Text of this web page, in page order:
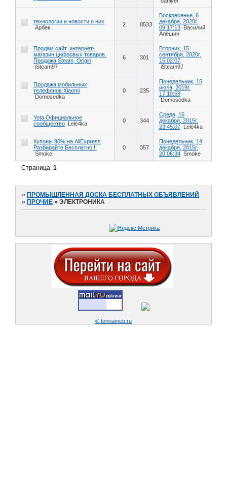
технологии и новости о них
Арбек
2 8533
Воскресенье, 6
декабря, 2020г.
09:17:13 Василий
Алёшин
Продам сайт, интернет-
магазин цифровых товаров.
Продажа Steam, Origin
iSteam97
6 301
Вторник, 15
сентября, 2020г.
15:02:07
iSteam97
Продажа мобильных
телефонов Хiaomi
Domosedka
0 235
Понедельник, 15
июля, 2019г.
17:10:59
Domosedka
Yota Официальное
сообщество Lele4ka 0 344
Среда, 16
декабря, 2015г.
23:45:07 Lele4ka
Купоны 90% на AliExpress
Разбирайте Бесплатно!!!
Smoke
0 357
Понедельник, 14
декабря, 2015г.
20:06:34 Smoke
Страница:1
» ПРОМЫШЛЕННАЯ ДОСКА БЕСПЛАТНЫХ ОБЪЯВЛЕНИЙ
» ПРОЧИЕ »ЭЛЕКТРОНИКА
© tonnametr.ru